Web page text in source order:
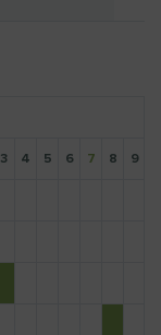
3 4 5 6 7 8 9